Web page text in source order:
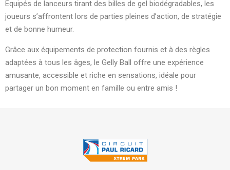
Équipés de lanceurs tirant des billes de gel biodégradables, les
joueurs s’affrontent lors de parties pleines d’action, de stratégie
et de bonne humeur.
Grâce aux équipements de protection fournis et à des règles
adaptées à tous les âges, le Gelly Ball offre une expérience
amusante, accessible et riche en sensations, idéale pour
partager un bon moment en famille ou entre amis !